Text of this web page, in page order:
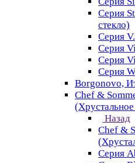
Серия
стекло)
Серия
Серия
Серия
Серия
Borgonovo,
Chef &
(Хрустальное
Назад
Chef &
Серия